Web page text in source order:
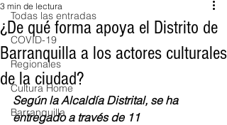
Todas las entradas
COVID-19
Regionales
Cultura Home
Barranquilla
¿De qué forma apoya el Distrito de
Barranquilla a los actores culturales
de la ciudad?
3 min de lectura
Según la Alcaldía Distrital, se ha
entregado a través de 11